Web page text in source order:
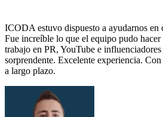
ICODA estuvo dispuesto a ayudarnos en
Fue increíble lo que el equipo pudo
trabajo en PR, YouTube e
sorprendente. Excelente experiencia.
a largo plazo.